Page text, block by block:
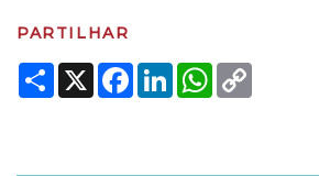
PARTILHAR
Share
X Facebook
LinkedInWhatsApp